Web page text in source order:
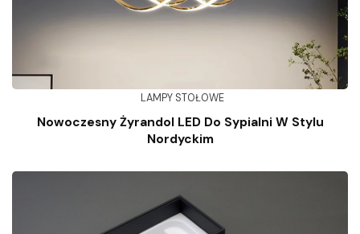
LAMPY STOŁOWE
Nowoczesny Żyrandol LED Do Sypialni W Stylu
Nordyckim